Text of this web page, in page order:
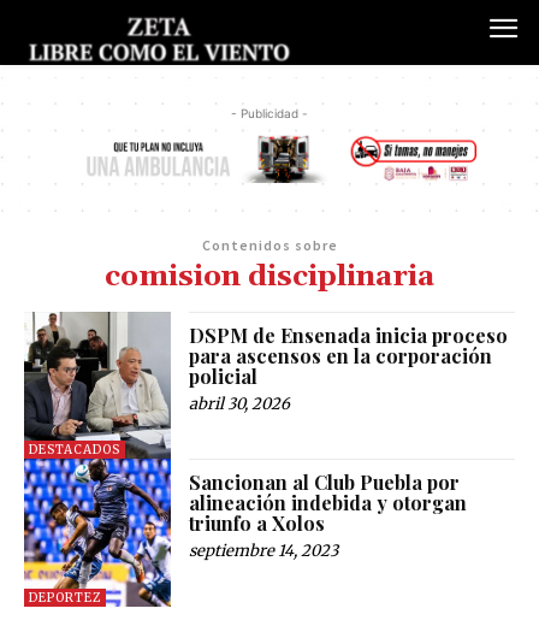
- Publicidad -
Contenidos sobre
comision disciplinaria
DESTACADOS
DSPM de Ensenada inicia proceso
para ascensos en la corporación
policial
abril 30, 2026
DEPORTEZ
Sancionan al Club Puebla por
alineación indebida y otorgan
triunfo a Xolos
septiembre 14, 2023